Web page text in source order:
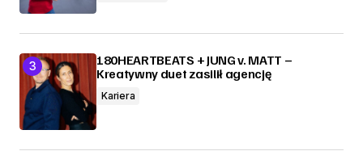
180HEARTBEATS + JUNG v. MATT –
Kreatywny duet zasilił agencję
Kariera